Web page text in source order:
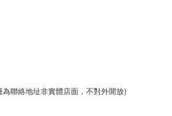
聯絡地址非實體店面，不對外開放)